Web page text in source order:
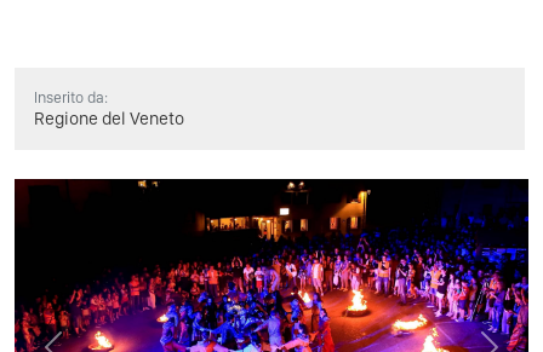
Inserito da:
Regione del Veneto